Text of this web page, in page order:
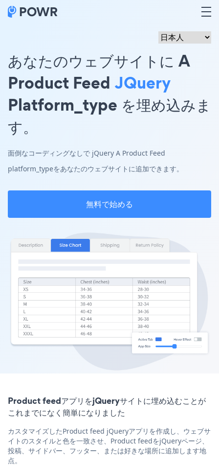
あなたのウェブサイトに A
Product Feed JQuery
Platform_type を埋め込みま
す。
面倒なコーディングなしで jQuery A Product Feed
platform_typeをあなたのウェブサイトに追加できます。
無料で始める
Product feedアプリをjQueryサイトに埋め込むことが
これまでになく簡単になりました
カスタマイズしたProduct feed jQueryアプリを作成し、ウェブサ
イトのスタイルと色を一致させ、Product feedをjQueryページ、
投稿、サイドバー、フッター、または好きな場所に追加します地
点。